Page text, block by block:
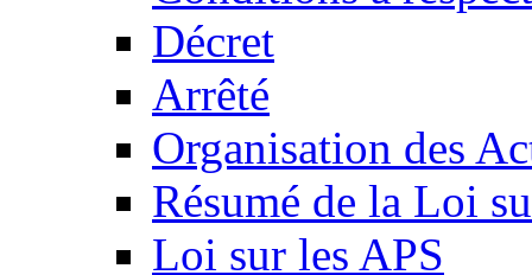
Décret
Arrêté
Organisation des
Résumé de la Loi
Loi sur les APS